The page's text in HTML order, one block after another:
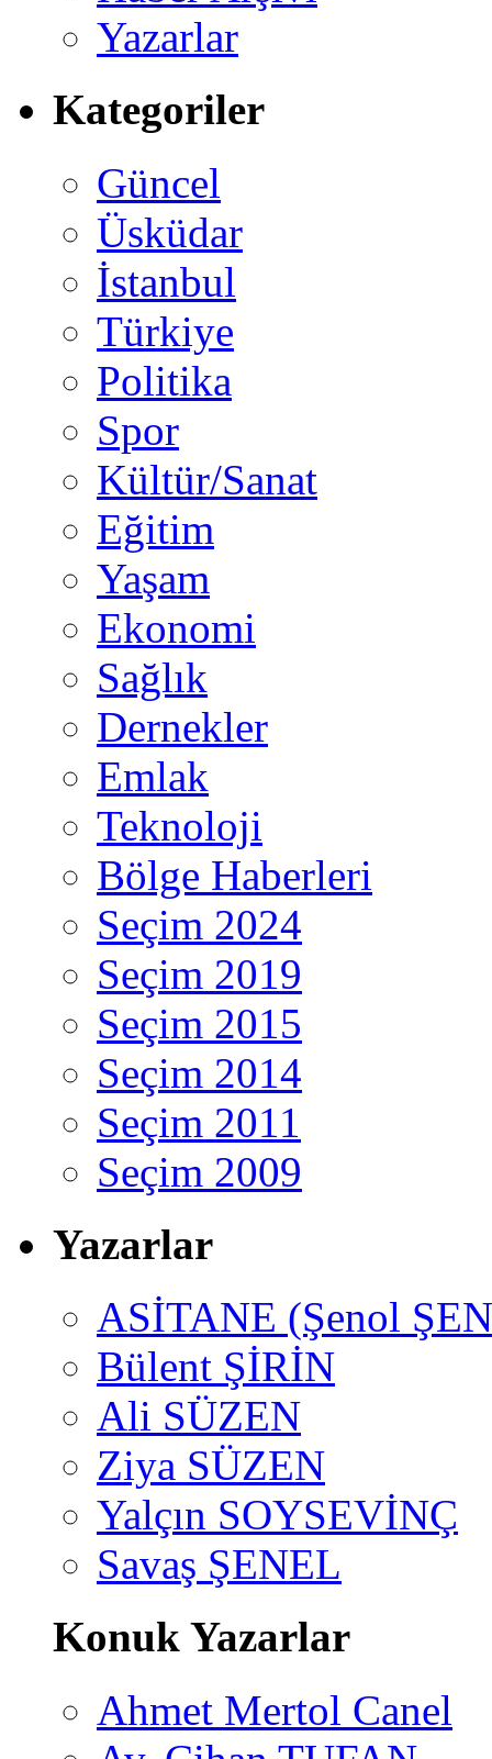
Yazarlar
Kategoriler
Güncel
Üsküdar
İstanbul
Türkiye
Politika
Spor
Kültür/Sanat
Eğitim
Yaşam
Ekonomi
Sağlık
Dernekler
Emlak
Teknoloji
Bölge Haberleri
Seçim 2024
Seçim 2019
Seçim 2015
Seçim 2014
Seçim 2011
Seçim 2009
Yazarlar
ASİTANE (Şenol
Bülent ŞİRİN
Ali SÜZEN
Ziya SÜZEN
Yalçın SOYSEVİNÇ
Savaş ŞENEL
Konuk Yazarlar
Ahmet Mertol Canel